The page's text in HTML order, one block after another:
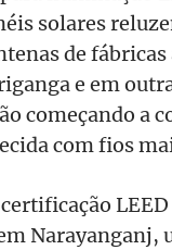
solares
de
e em
começando a
com fios
Narayanganj,